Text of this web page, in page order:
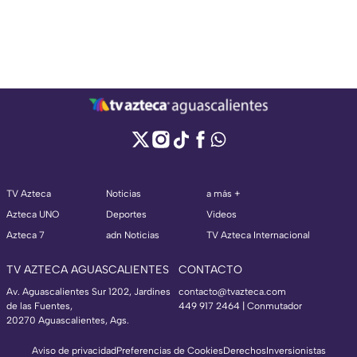
TV Azteca
Azteca UNO
Azteca 7
Noticias
Deportes
adn Noticias
a más +
Videos
TV Azteca Internacional
TV AZTECA AGUASCALIENTES
Av. Aguascalientes Sur 1202, Jardines
de las Fuentes,
20270 Aguascalientes, Ags.
CONTACTO
contacto@tvazteca.com
449 917 2464 | Conmutador
Aviso de privacidadPreferencias de CookiesDerechosInversionistas